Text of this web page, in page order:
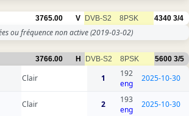
3765.00 V DVB-S2 8PSK 4340 3/4
ou fréquence non active(2019-03-02)
3766.00 H DVB-S2 8PSK 5600 3/5
Clair 1
192
eng
2025-10-30
Clair 2
193
eng
2025-10-30